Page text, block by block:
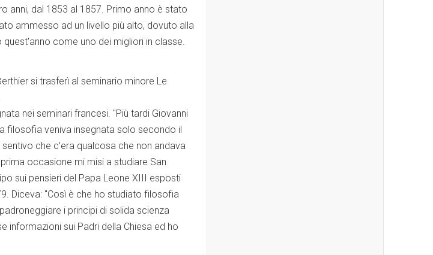
anni, dal 1853 al 1857. Primo anno è stato
ammesso ad un livello più alto, dovuto alla
come uno dei migliori in classe.
si trasferì al seminario minore Le
nei seminari francesi. "Più tardi Giovanni
filosofia veniva insegnata solo secondo il
che c'era qualcosa che non andava
occasione mi misi a studiare San
sui pensieri del Papa Leone XIII esposti
Diceva: "Così è che ho studiato filosofia
i principi di solida scienza
informazioni sui Padri della Chiesa ed ho